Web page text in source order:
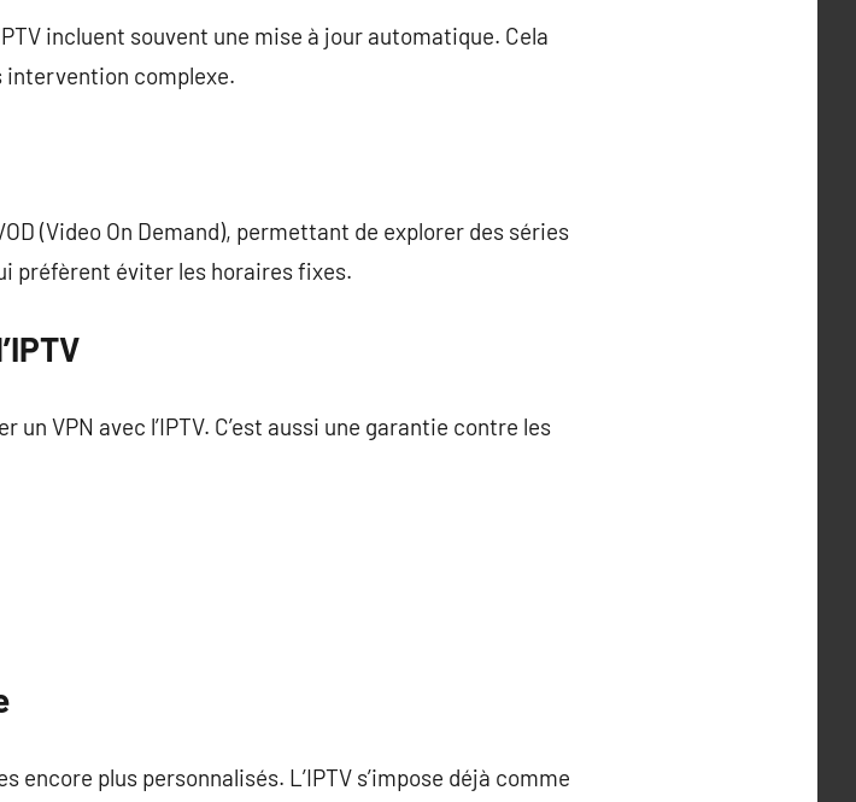
incluent souvent une mise à jour automatique. Cela
intervention complexe.
(Video On Demand), permettant de explorer des séries
préfèrent éviter les horaires fixes.
VPN avec l’IPTV. C’est aussi une garantie contre les
encore plus personnalisés. L’IPTV s’impose déjà comme